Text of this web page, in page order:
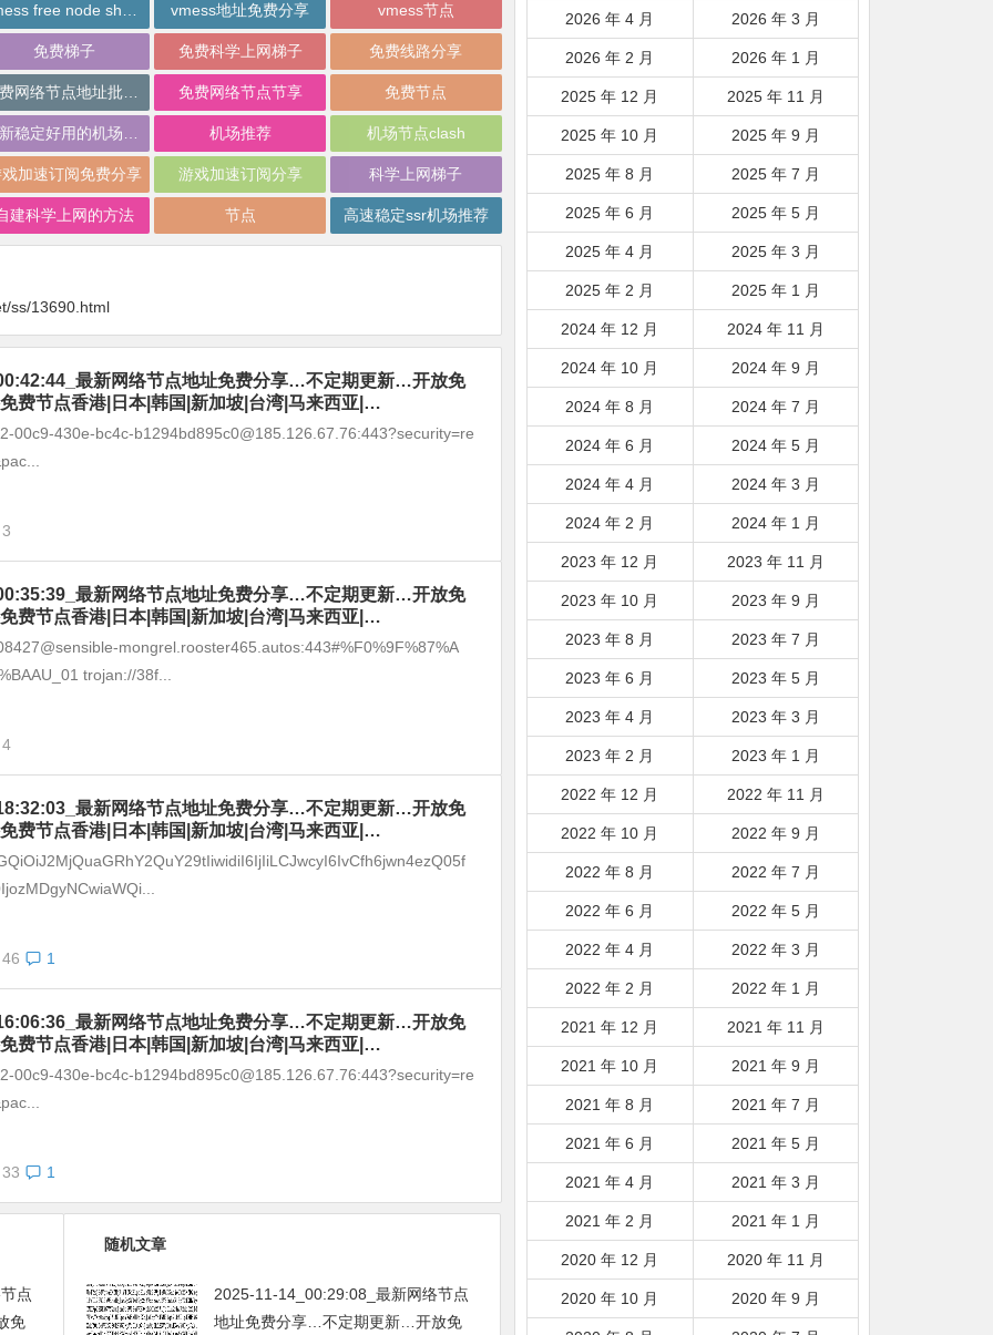
vmess地址免费分享 vmess节点
免费梯子 免费科学上网梯子 免费线路分享
免费网络节点地址批量分享 免费网络节点节享 免费节点
机场推荐 机场节点clash
加速订阅免费分享 游戏加速订阅分享 科学上网梯子
建科学上网的方法 节点 高速稳定ssr机场推荐
ss/13690.html
最新网络节点地址免费分享…不定期更新…开放免
费节点香港|日本|韩国|新加坡|台湾|马来西亚|…
00c9-430e-bc4c-b1294bd895c0@185.126.67.76:443?security=re
3
最新网络节点地址免费分享…不定期更新…开放免
费节点香港|日本|韩国|新加坡|台湾|马来西亚|…
mongrel.rooster465.autos:443#%F0%9F%87%A
trojan://38f...
4
最新网络节点地址免费分享…不定期更新…开放免
费节点香港|日本|韩国|新加坡|台湾|马来西亚|…
46 1
最新网络节点地址免费分享…不定期更新…开放免
费节点香港|日本|韩国|新加坡|台湾|马来西亚|…
00c9-430e-bc4c-b1294bd895c0@185.126.67.76:443?security=re
33 1
点
免
随机文章
2025-11-14_00:29:08_最新网络节点
地址免费分享…不定期更新…开放免
2026 年 4 月 2026 年 3 月
2026 年 2 月 2026 年 1 月
2025 年 12 月 2025 年 11 月
2025 年 10 月 2025 年 9 月
2025 年 8 月 2025 年 7 月
2025 年 6 月 2025 年 5 月
2025 年 4 月 2025 年 3 月
2025 年 2 月 2025 年 1 月
2024 年 12 月 2024 年 11 月
2024 年 10 月 2024 年 9 月
2024 年 8 月 2024 年 7 月
2024 年 6 月 2024 年 5 月
2024 年 4 月 2024 年 3 月
2024 年 2 月 2024 年 1 月
2023 年 12 月 2023 年 11 月
2023 年 10 月 2023 年 9 月
2023 年 8 月 2023 年 7 月
2023 年 6 月 2023 年 5 月
2023 年 4 月 2023 年 3 月
2023 年 2 月 2023 年 1 月
2022 年 12 月 2022 年 11 月
2022 年 10 月 2022 年 9 月
2022 年 8 月 2022 年 7 月
2022 年 6 月 2022 年 5 月
2022 年 4 月 2022 年 3 月
2022 年 2 月 2022 年 1 月
2021 年 12 月 2021 年 11 月
2021 年 10 月 2021 年 9 月
2021 年 8 月 2021 年 7 月
2021 年 6 月 2021 年 5 月
2021 年 4 月 2021 年 3 月
2021 年 2 月 2021 年 1 月
2020 年 12 月 2020 年 11 月
2020 年 10 月 2020 年 9 月